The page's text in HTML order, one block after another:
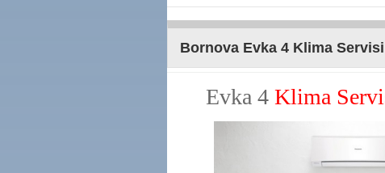
Bornova Evka 4 Klima Servisi
Evka 4 Klima